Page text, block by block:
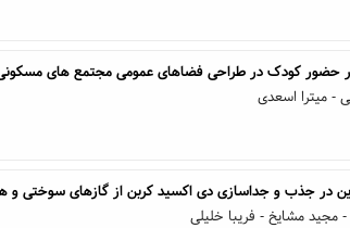
حضور کودک در طراحی فضاهای عمومی مجتمع های
- میترا اسعدی
در جذب و جداسازی دی اکسید کربن از گازهای سوختی و
- مجید مشایخ - فریبا خلیلی